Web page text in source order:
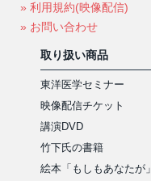
» 利用規約(映像配信)
» お問い合わせ
取り扱い商品
東洋医学セミナー
映像配信チケット
講演DVD
竹下氏の書籍
絵本「もしもあなたが」